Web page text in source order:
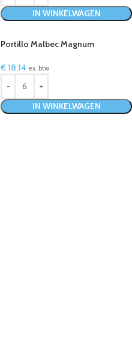
IN WINKELWAGEN
Portillo Malbec Magnum
€18,14 ex. btw
IN WINKELWAGEN